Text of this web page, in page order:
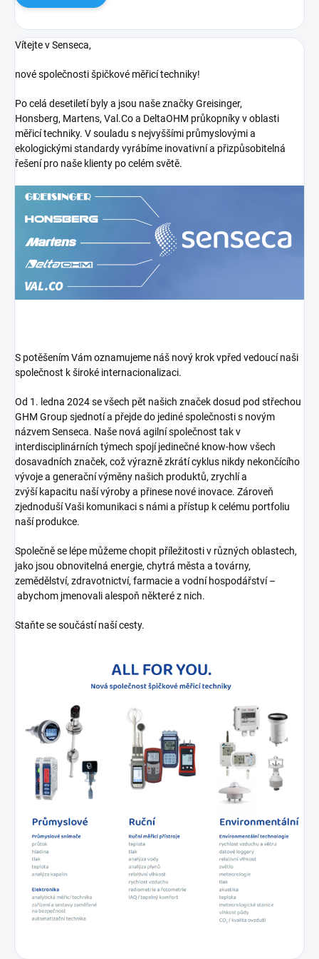
Vítejte v Senseca,
nové společnosti špičkové měřicí techniky!
Po celá desetiletí byly a jsou naše značky Greisinger,
Honsberg, Martens, Val.Co a DeltaOHM průkopníky v oblasti
měřicí techniky. V souladu s nejvyššími průmyslovými a
ekologickými standardy vyrábíme inovativní a přizpůsobitelná
řešení pro naše klienty po celém světě.
S potěšením Vám oznamujeme náš nový krok vpřed vedoucí naši
společnost k široké internacionalizaci.
Od 1. ledna 2024 se všech pět našich značek dosud pod střechou
GHM Group sjednotí a přejde do jediné společnosti s novým
názvem Senseca. Naše nová agilní společnost tak v
interdisciplinárních týmech spojí jedinečné know-how všech
dosavadních značek, což výrazně zkrátí cyklus nikdy nekončícího
vývoje a generační výměny našich produktů, zrychlí a
zvýší kapacitu naší výroby a přinese nové inovace. Zároveň
zjednoduší Vaši komunikaci s námi a přístup k celému portfoliu
naší produkce.
Společně se lépe můžeme chopit příležitosti v různých oblastech,
jako jsou obnovitelná energie, chytrá města a továrny,
zemědělství, zdravotnictví, farmacie a vodní hospodářství –
abychom jmenovali alespoň některé z nich.
Staňte se součástí naší cesty.